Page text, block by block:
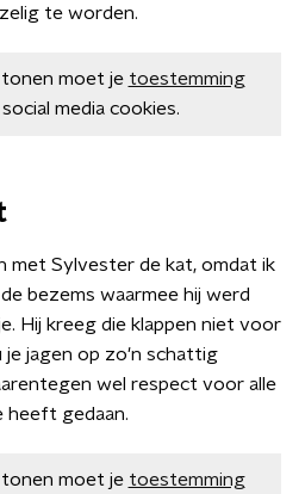
te worden.
moet je toestemming
media cookies.
met Sylvester de kat, omdat ik
bezems waarmee hij werd
Hij kreeg die klappen niet voor
jagen op zo'n schattig
wel respect voor alle
heeft gedaan.
moet je toestemming